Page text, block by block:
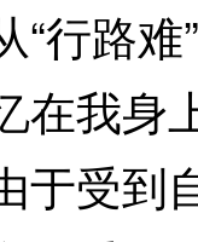
行路
在我身
于受到